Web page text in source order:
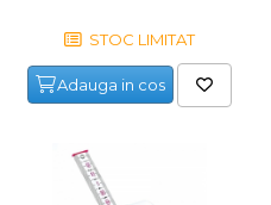
STOC LIMITAT
Adauga in cos